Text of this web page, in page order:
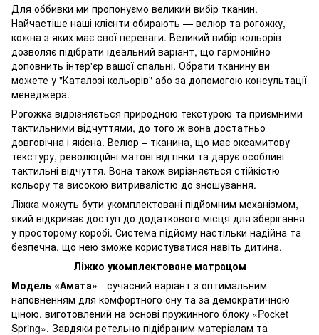
Для оббивки ми пропонуємо великий вибір тканин.
Найчастіше наші клієнти обирають — велюр та рогожку,
кожна з яких має свої переваги. Великий вибір кольорів
дозволяє підібрати ідеальний варіант, що гармонійно
доповнить інтер'єр вашої спальні. Обрати тканину ви
можете у "Каталозі кольорів" або за допомогою консультації
менеджера.
Рогожка відрізняється природною текстурою та приємними
тактильними відчуттями, до того ж вона достатньо
довговічна і якісна. Велюр – тканина, що має оксамитову
текстуру, революційні матові відтінки та дарує особливі
тактильні відчуття. Вона також вирізняється стійкістю
кольору та високою витривалістю до зношування.
Ліжка можуть бути укомплектовані підйомним механізмом,
який відкриває доступ до додаткового місця для зберігання
у просторому коробі. Система підйому настільки надійна та
безпечна, що нею зможе користуватися навіть дитина.
Ліжко укомплектоване матрацом
Модель «Амата» - сучасний варіант з оптимальним
наповненням для комфортного сну та за демократичною
ціною, виготовлений на основі пружинного блоку «Pocket
Spring». Завдяки ретельно підібраним матеріалам та